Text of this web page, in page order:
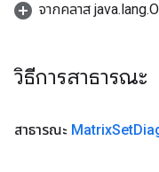
จากคลาส
วิธีการสาธารณะ
สาธารณะ MatrixSet